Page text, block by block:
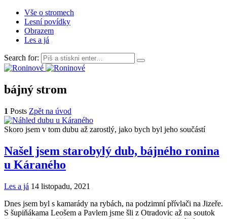
Vše o stromech
Lesní povídky
Obrazem
Les a já
Search for:
bájný strom
1 Posts Zpět na úvod
Skoro jsem v tom dubu až zarostlý, jako bych byl jeho součástí
Našel jsem starobylý dub, bájného ronina
u Káraného
Les a já 14 listopadu, 2021
Dnes jsem byl s kamarády na rybách, na podzimní přívlači na Jizeře.
S šupiňákama Leošem a Pavlem jsme šli z Otradovic až na soutok